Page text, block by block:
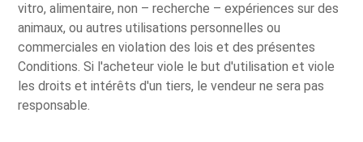
vitro, alimentaire, non – recherche – expériences sur des
animaux, ou autres utilisations personnelles ou
commerciales en violation des lois et des présentes
Conditions. Si l'acheteur viole le but d'utilisation et viole
les droits et intérêts d'un tiers, le vendeur ne sera pas
responsable.